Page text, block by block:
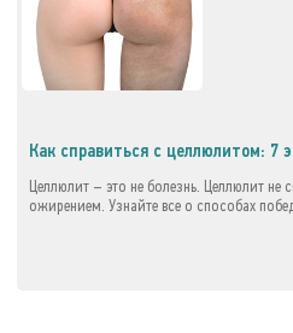
Как справиться с целлюлитом: 7
Целлюлит – это не болезнь. Целлюлит не
ожирением. Узнайте все о способах